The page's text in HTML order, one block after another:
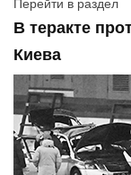
Перейти в раздел
В теракте
Киева